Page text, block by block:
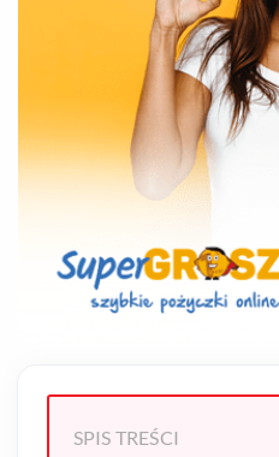
SPIS TREŚCI